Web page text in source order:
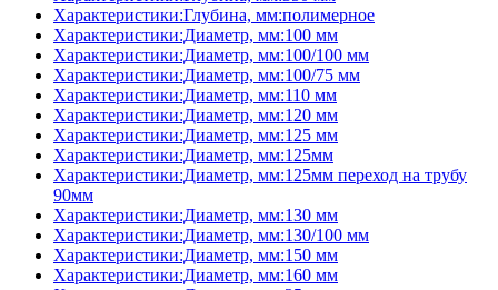
Характеристики:Глубина, мм:полимерное
Характеристики:Диаметр, мм:100 мм
Характеристики:Диаметр, мм:100/100 мм
Характеристики:Диаметр, мм:100/75 мм
Характеристики:Диаметр, мм:110 мм
Характеристики:Диаметр, мм:120 мм
Характеристики:Диаметр, мм:125 мм
Характеристики:Диаметр, мм:125мм
Характеристики:Диаметр, мм:125мм переход на трубу
90мм
Характеристики:Диаметр, мм:130 мм
Характеристики:Диаметр, мм:130/100 мм
Характеристики:Диаметр, мм:150 мм
Характеристики:Диаметр, мм:160 мм